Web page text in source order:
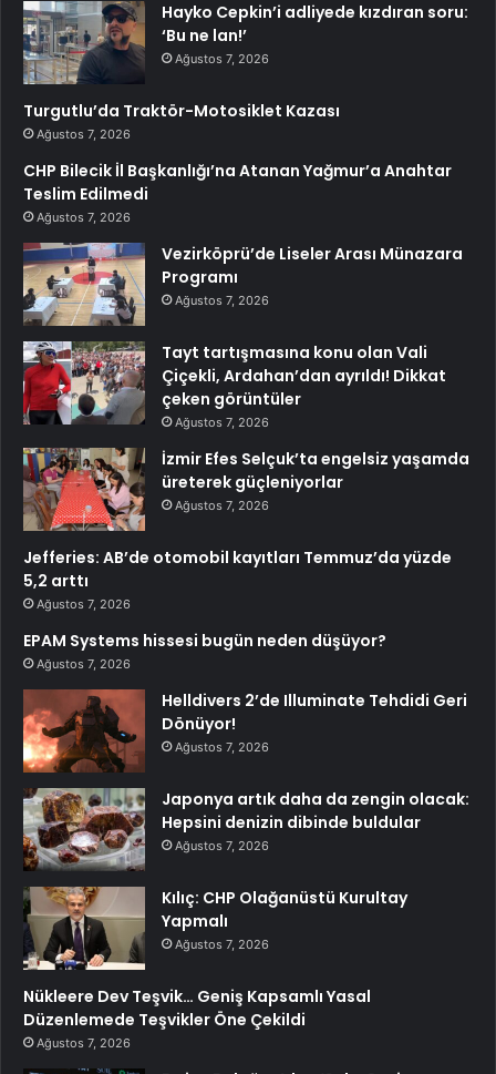
Hayko Cepkin’i adliyede kızdıran soru:
‘Bu ne lan!’
Ağustos 7, 2026
Turgutlu’da Traktör-Motosiklet Kazası
Ağustos 7, 2026
CHP Bilecik İl Başkanlığı’na Atanan Yağmur’a Anahtar
Teslim Edilmedi
Ağustos 7, 2026
Vezirköprü’de Liseler Arası Münazara
Programı
Ağustos 7, 2026
Tayt tartışmasına konu olan Vali
Çiçekli, Ardahan’dan ayrıldı! Dikkat
çeken görüntüler
Ağustos 7, 2026
İzmir Efes Selçuk’ta engelsiz yaşamda
üreterek güçleniyorlar
Ağustos 7, 2026
Jefferies: AB’de otomobil kayıtları Temmuz’da yüzde
5,2 arttı
Ağustos 7, 2026
EPAM Systems hissesi bugün neden düşüyor?
Ağustos 7, 2026
Helldivers 2’de Illuminate Tehdidi Geri
Dönüyor!
Ağustos 7, 2026
Japonya artık daha da zengin olacak:
Hepsini denizin dibinde buldular
Ağustos 7, 2026
Kılıç: CHP Olağanüstü Kurultay
Yapmalı
Ağustos 7, 2026
Nükleere Dev Teşvik… Geniş Kapsamlı Yasal
Düzenlemede Teşvikler Öne Çekildi
Ağustos 7, 2026